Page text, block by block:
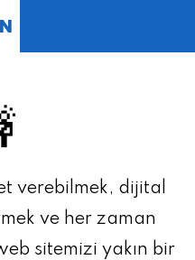
verebilmek, dijital
ve her zaman
sitemizi yakın bir